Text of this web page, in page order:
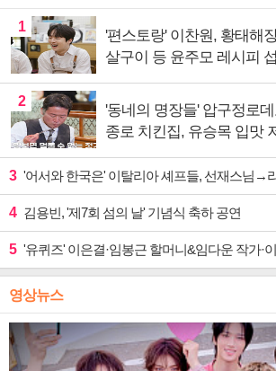
1
'편스토랑' 이찬원, 황태해
살구이 등 윤주모 레시피
2
'동네의 명장들' 압구정로
종로 치킨집, 유승목 입맛
3 '어서와 한국은' 이탈리아 셰프들, 선재스님→라
4 김용빈, '제7회 섬의 날' 기념식 축하 공연
5 '유퀴즈' 이은결·임봉근 할머니&임다운 작가·이승철, '
영상뉴스